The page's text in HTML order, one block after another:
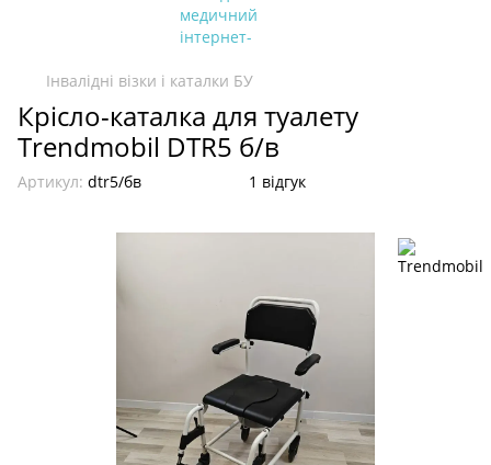
Інвалідні візки і каталки БУ
Крісло-каталка для туалету
Trendmobil DTR5 б/в
Артикул: dtr5/бв 1 відгук